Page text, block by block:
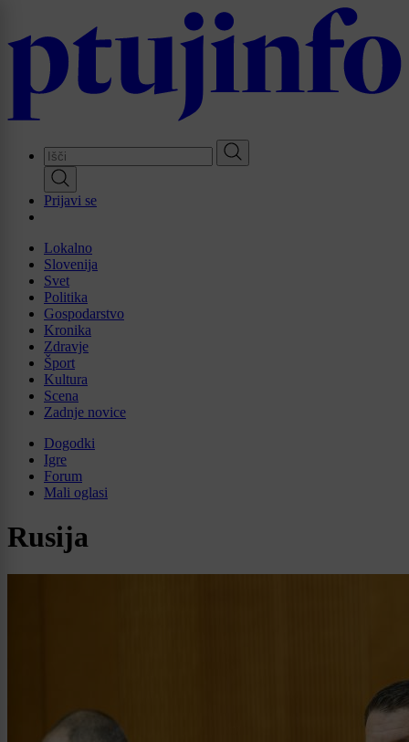
main
Prijavi se
Lokalno
Slovenija
Svet
Politika
Gospodarstvo
Kronika
Zdravje
Šport
Kultura
Scena
Zadnje novice
Dogodki
Igre
Forum
Mali oglasi
Rusija